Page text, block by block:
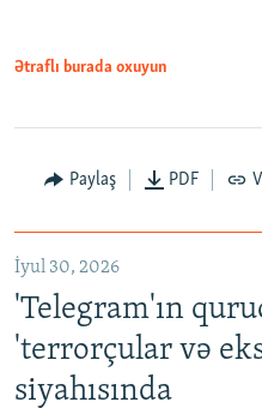
Ətraflı burada oxuyun
Paylaş PDF
İyul 30, 2026
'Telegram'ın
'terrorçular və
siyahısında